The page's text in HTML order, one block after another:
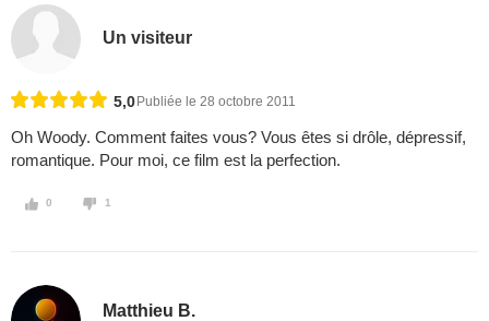
Un visiteur
5,0 Publiée le 28 octobre 2011
Oh Woody. Comment faites vous? Vous êtes si drôle, dépressif,
romantique. Pour moi, ce film est la perfection.
0 1
Matthieu B.